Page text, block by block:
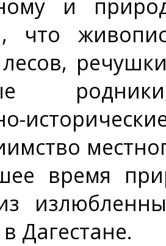
и
что
время
Дагестане.